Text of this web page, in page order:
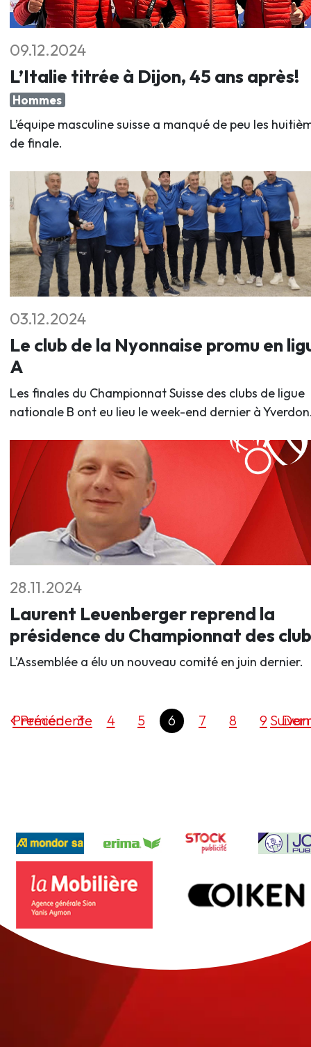
09.12.2024
L’Italie titrée à Dijon, 45 ans après!
Hommes
L’équipe masculine suisse a manqué de peu les
de finale.
03.12.2024
Le club de la Nyonnaise promu en
A
Les finales du Championnat Suisse des clubs de ligue
nationale B ont eu lieu le week-end dernier à
28.11.2024
Laurent Leuenberger reprend la
présidence du Championnat des
L'Assemblée a élu un nouveau comité en juin dernier.
Précédente
Premier 3 4 5 6 7 8 9